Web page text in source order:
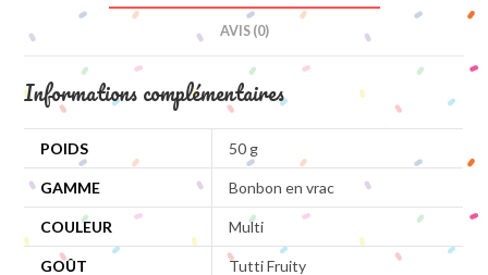
AVIS (0)
Informations complémentaires
POIDS 50 g
GAMME Bonbon en vrac
COULEUR Multi
GOÛT Tutti Fruity